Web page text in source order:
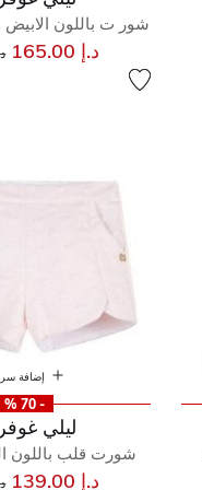
شور ت باللون الابيض
د.إ 165.00
إضافة
- 70 %
ليلي
شورت قلب باللون
د.إ 139.00